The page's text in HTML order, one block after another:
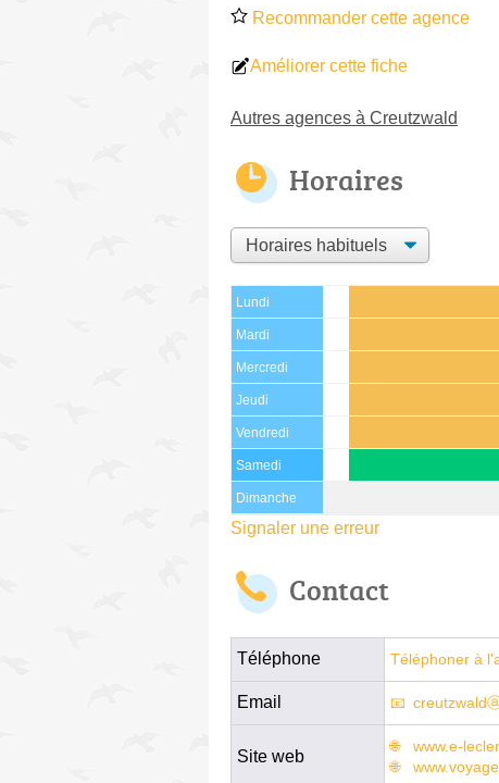
Recommander cette agence
Améliorer cette fiche
Autres agences à Creutzwald
Horaires
Lundi
Mardi
Mercredi
Jeudi
Vendredi
Samedi
Dimanche
Signaler une erreur
Contact
Téléphone Téléphoner à
Email
Site web
www.e-